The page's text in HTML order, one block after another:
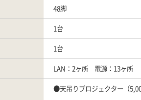
48脚
1台
1台
LAN：2ヶ所 電源：13ヶ所
●天吊りプロジェクター（